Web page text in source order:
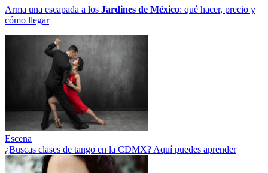
Arma una escapada a los Jardines de México: qué hacer, precio y
cómo llegar
Escena
¿Buscas clases de tango en la CDMX? Aquí puedes aprender